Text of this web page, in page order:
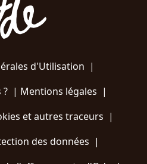
d'Utilisation |
| Mentions légales |
et autres traceurs |
des données |